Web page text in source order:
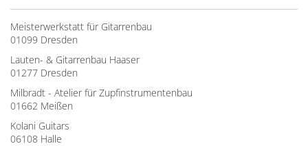
Meisterwerkstatt für Gitarrenbau
01099 Dresden
Lauten- & Gitarrenbau Haaser
01277 Dresden
Milbradt - Atelier für Zupfinstrumentenbau
01662 Meißen
Kolani Guitars
06108 Halle